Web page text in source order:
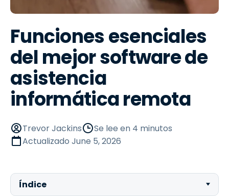
Funciones esenciales
del mejor software de
asistencia
informática remota
Trevor Jackins
Se lee en 4 minutos
Actualizado June 5, 2026
Índice